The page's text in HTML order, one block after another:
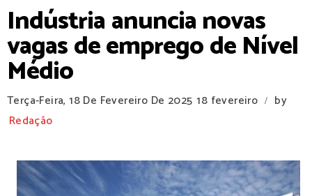
Indústria anuncia novas
vagas de emprego de Nível
Médio
Terça-Feira, 18 De Fevereiro De 2025 18 fevereiro /
by
Redação